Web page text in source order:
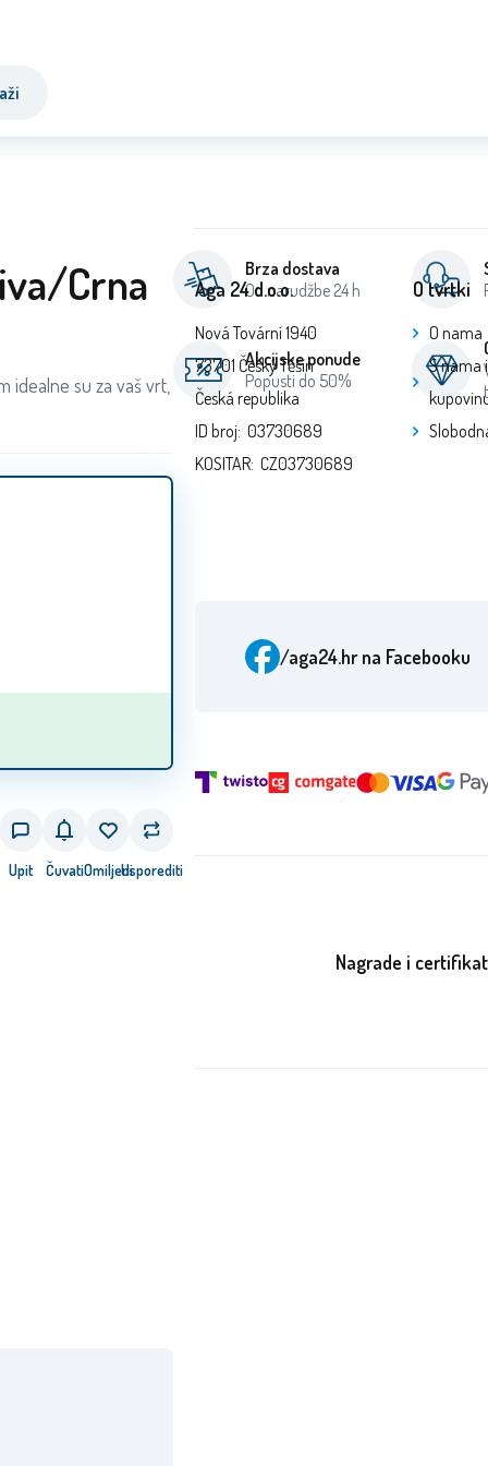
Crna
idealne su za vaš vrt,
Upit ČuvatiOmiljeniUsporediti
Brza dostava
Od narudžbe 24 h
Akcijske ponude
Popusti do 50%
Aga 24 d.o.o.
Nová Tovární 1940
73701 Český Těšín
Česká republika
ID broj: 03730689
KOSITAR: CZ03730689
O tvrtki
O nama
S nama
/aga24.hrna Facebooku
Nagrade i